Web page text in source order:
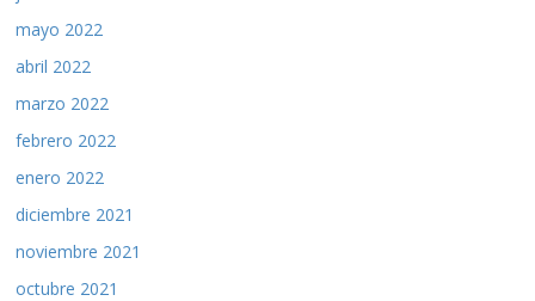
mayo 2022
abril 2022
marzo 2022
febrero 2022
enero 2022
diciembre 2021
noviembre 2021
octubre 2021